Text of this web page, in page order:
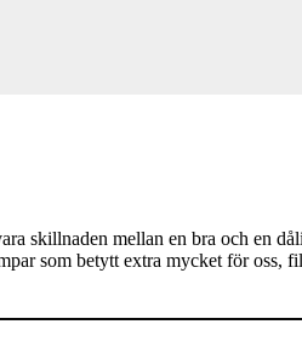
JULSPECIALER 2013
skillnaden mellan en bra och en
som betytt extra mycket för oss,